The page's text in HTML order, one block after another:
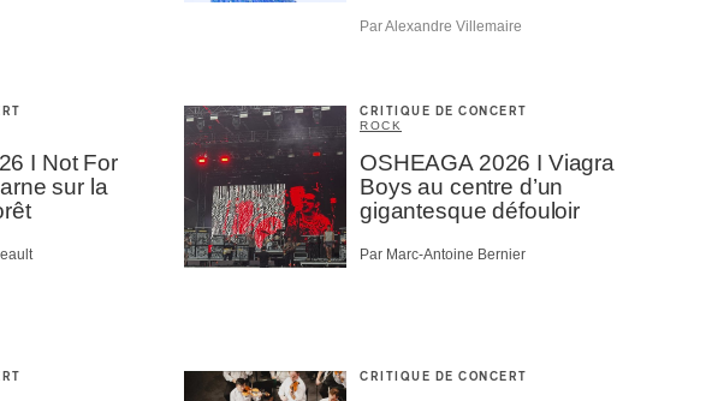
Par Alexandre Villemaire
I Not For
sur la
CRITIQUE DE CONCERT
ROCK
OSHEAGA 2026 I Viagra
Boys au centre d’un
gigantesque défouloir
Par Marc-Antoine Bernier
CRITIQUE DE CONCERT